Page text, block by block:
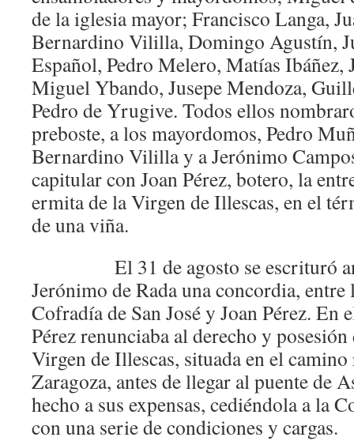
de la iglesia mayor; Francisco Langa,
Bernardino Vililla, Domingo Agustín,
Español, Pedro Melero, Matías Ibáñez,
Miguel Ybando, Jusepe Mendoza,
Pedro de Yrugive. Todos ellos
preboste, a los mayordomos, Pedro
Bernardino Vililla y a Jerónimo
capitular con Joan Pérez, botero, la
ermita de la Virgen de Illescas, en el
de una viña.
El 31 de agosto se escrituró
Jerónimo de Rada una concordia,
Cofradía de San José y Joan Pérez. En
Pérez renunciaba al derecho y
Virgen de Illescas, situada en el camino
Zaragoza, antes de llegar al puente de
hecho a sus expensas, cediéndola a la
con una serie de condiciones y cargas.